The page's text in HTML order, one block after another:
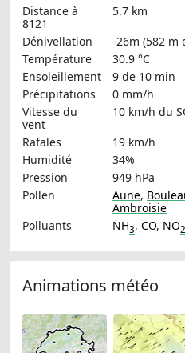
Distance à
8121
5.7 km
Dénivellation
-26m (582 m
Température
30.9 °C
Ensoleillement
9 de 10 min
Précipitations
0 mm/h
Vitesse du
vent
10 km/h du
Rafales
19 km/h
Humidité
34%
Pression
949 hPa
Pollen
Aune,
Ambroisie
Polluants
NH3, CO, NO2
Animations météo